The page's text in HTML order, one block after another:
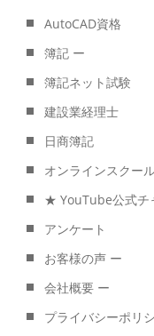
AutoCAD資格
簿記 ー
簿記ネット試験
建設業経理士
日商簿記
オンラインスクー
★ YouTube公式
アンケート
お客様の声 ー
会社概要 ー
プライバシーポリ